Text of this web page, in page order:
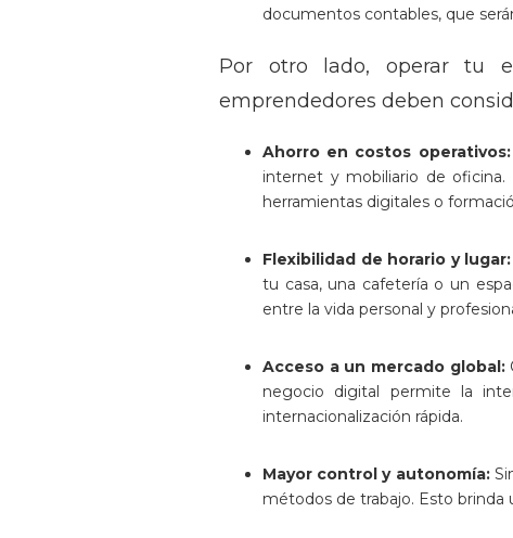
documentos contables, que
Por otro lado, operar tu
emprendedores deben
Ahorro en costos operativos:
internet y mobiliario de
herramientas digitales o
Flexibilidad de horario y lugar:
tu casa, una cafetería o un
entre la vida personal y
Acceso a un mercado global:
negocio digital permite la
internacionalización rápida.
Mayor control y autonomía:
métodos de trabajo. Esto brinda